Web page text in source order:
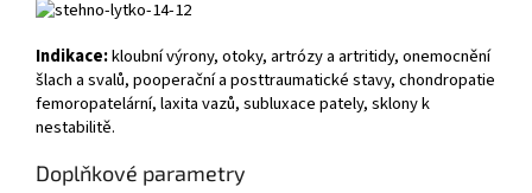
Indikace:kloubní výrony, otoky, artrózy a artritidy, onemocnění
šlach a svalů, pooperační a posttraumatické stavy, chondropatie
femoropatelární, laxita vazů, subluxace pately, sklony k
nestabilitě.
Doplňkové parametry